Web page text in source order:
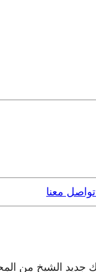
تواصل معنا
جديد الشيخ من